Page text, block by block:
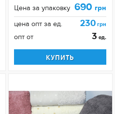
Цена за упаковку 690 грн
цена опт за ед. 230 грн
опт от 3 ед.
КУПИТЬ